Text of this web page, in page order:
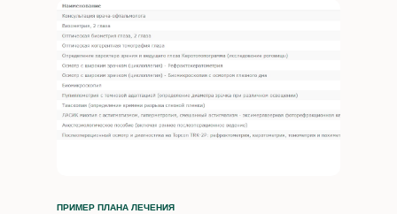
ПРИМЕР ПЛАНА ЛЕЧЕНИЯ